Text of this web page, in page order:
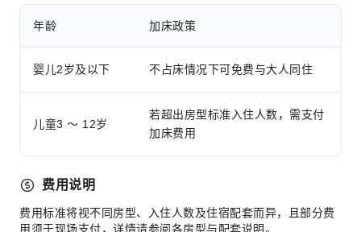
年龄 加床政策
婴儿2岁及以下 不占床情况下可免费与大人同住
儿童3 ～ 12岁
若超出房型标准入住人数，需支付
加床费用
费用说明
费用标准将视不同房型、入住人数及住宿配套而异，且部分费
用须于现场支付，详情请参阅各房型与配套说明。